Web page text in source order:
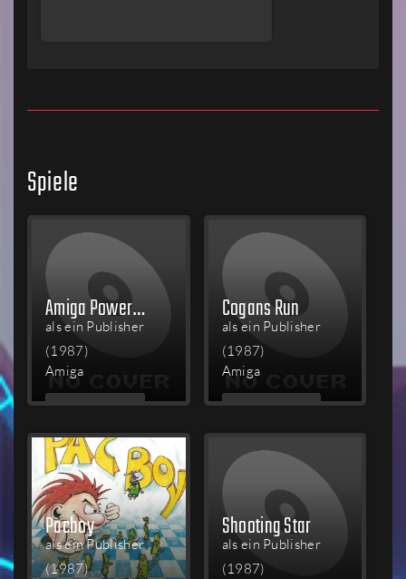
Spiele
Amiga Power Pack
als ein Publisher
(1987)
Amiga
MEHR
Cogans Run
als ein Publisher
(1987)
Amiga
MEHR
Pacboy
als ein Publisher
(1987)
Shooting Star
als ein Publisher
(1987)